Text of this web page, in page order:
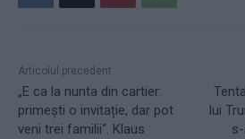
Articolul precedent
„E ca la nunta din cartier:
primești o invitație, dar pot
veni trei familii“. Klaus
lui